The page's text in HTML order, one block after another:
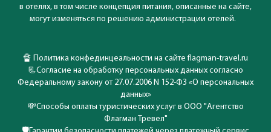
в отелях, в том числе концепция питания, описанные на сайте,
могут изменяться по решению администрации отелей.
🔏 Политика конфединцеальности на сайте flagman-travel.ru
📃Согласие на обработку персональных данных согласно
Федеральному закону от 27.07.2006 N 152-ФЗ «О персональных
данных»
💸Способы оплаты туристических услуг в ООО "Агентство
Флагман Тревел"